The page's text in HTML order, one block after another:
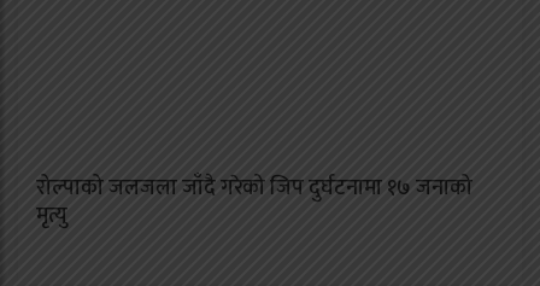
रोल्पाको जलजला जाँदै गरेको जिप दुर्घटनामा १७ जनाको
मृत्यु